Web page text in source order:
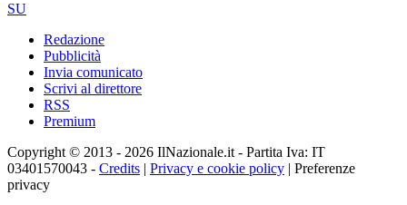
SU
Redazione
Pubblicità
Invia comunicato
Scrivi al direttore
RSS
Premium
Copyright © 2013 - 2026 IlNazionale.it - Partita Iva: IT
03401570043 - Credits | Privacy e cookie policy | Preferenze
privacy